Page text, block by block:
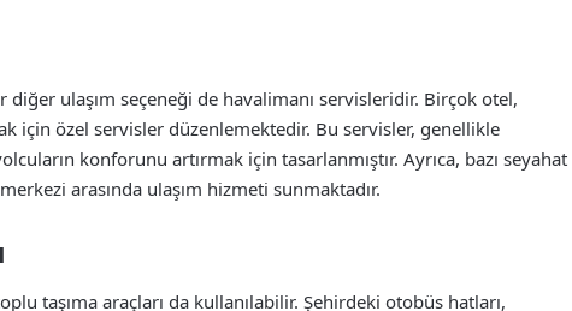
diğer ulaşım seçeneği de havalimanı servisleridir. Birçok otel,
için özel servisler düzenlemektedir. Bu servisler, genellikle
konforunu artırmak için tasarlanmıştır. Ayrıca, bazı seyahat
arasında ulaşım hizmeti sunmaktadır.
taşıma araçları da kullanılabilir. Şehirdeki otobüs hatları,